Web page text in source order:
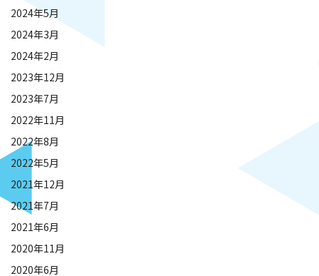
2024年5月
2024年3月
2024年2月
2023年12月
2023年7月
2022年11月
2022年8月
2022年5月
2021年12月
2021年7月
2021年6月
2020年11月
2020年6月